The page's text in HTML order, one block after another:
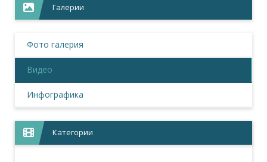
Галерии
Фото галерия
Видео
Инфографика
Категории